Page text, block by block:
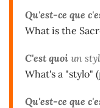
Qu'est-ce que
What is the
C'est quoi un
What's a "stylo"
Qu'est-ce que